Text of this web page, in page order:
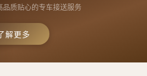
品质贴心的专车接送服务
解更多